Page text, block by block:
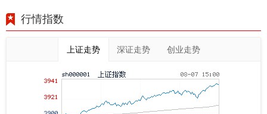
行情指数
上证走势 深证走势 创业走势